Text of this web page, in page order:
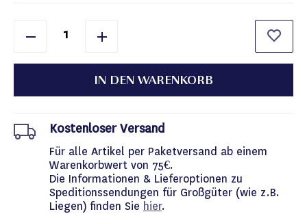
IN DEN WARENKORB
Kostenloser Versand
Für alle Artikel per Paketversand ab einem
Warenkorbwert von 75€.
Die Informationen & Lieferoptionen zu
Speditionssendungen für Großgüter (wie z.B.
Liegen) finden Sie hier.